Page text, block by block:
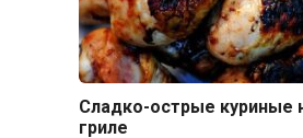
Сладко-острые куриные
гриле